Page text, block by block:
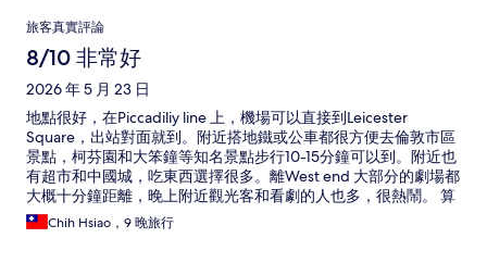
評
論
旅客真實評論
8/10 非常好
2026 年 5 月 23 日
地點很好，在Piccadiliy line 上，機場可以直接到Leicester
Square，出站對面就到。附近搭地鐵或公車都很方便去倫敦市區
景點，柯芬園和大笨鐘等知名景點步行10-15分鐘可以到。附近也
有超市和中國城，吃東西選擇很多。離West end 大部分的劇場都
大概十分鐘距離，晚上附近觀光客和看劇的人也多，很熱鬧。 算
是市中心的精華地段，旅館本身不大，但旅館大門隨時都有人看
著，人員都親切親切。有兩台電梯，室內也有空調。房型就看每
Chih Hsiao，9 晚旅行